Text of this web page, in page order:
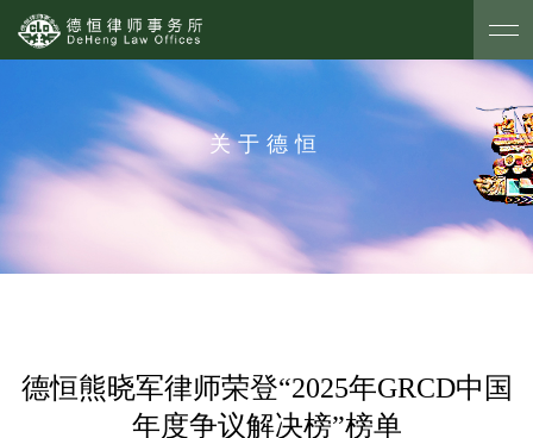
关于德恒
德恒熊晓军律师荣登“2025年GRCD中国
年度争议解决榜”榜单